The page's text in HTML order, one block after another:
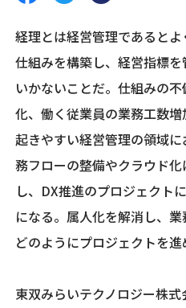
経理とは経営管理であると
仕組みを構築し、経営指標
いかないことだ。仕組みの
化、働く従業員の業務工数
起きやすい経営管理の領域
務フローの整備やクラウド
し、DX推進のプロジェクト
になる。属人化を解消し、業
どのようにプロジェクトを進
東双みらいテクノロジー株